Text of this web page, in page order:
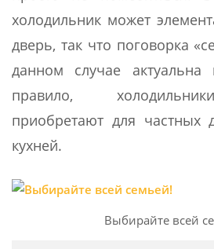
холодильник может
дверь, так что поговорка
данном случае актуальна
правило,
приобретают для
кухней.
Выбирайте всей